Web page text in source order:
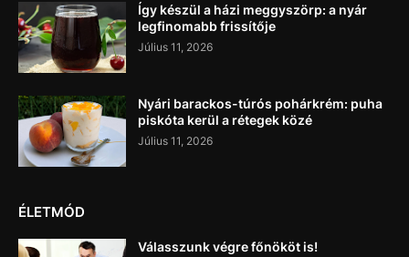
Így készül a házi meggyszörp: a nyár
legfinomabb frissítője
Július 11, 2026
Nyári barackos-túrós pohárkrém: puha
piskóta kerül a rétegek közé
Július 11, 2026
ÉLETMÓD
Válasszunk végre főnököt is!